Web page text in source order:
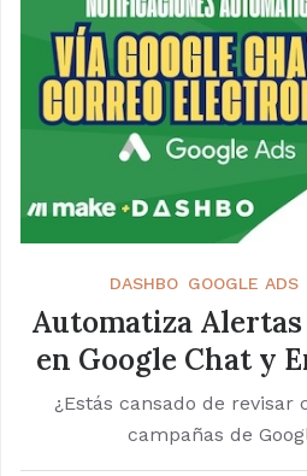
DASHBO GOOGLE ADS
Automatiza Alertas
en Google Chat y
¿Estás cansado de
campañas de